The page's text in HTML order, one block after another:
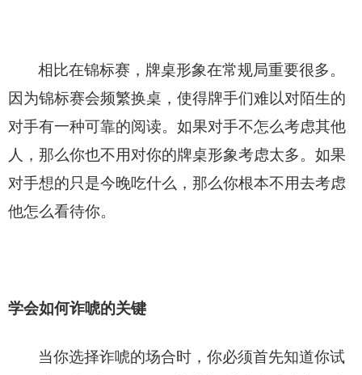
相比在锦标赛，牌桌形象在常规局重要很多。
因为锦标赛会频繁换桌，使得牌手们难以对陌生的
对手有一种可靠的阅读。如果对手不怎么考虑其他
人，那么你也不用对你的牌桌形象考虑太多。如果
对手想的只是今晚吃什么，那么你根本不用去考虑
他怎么看待你。
学会如何诈唬的关键
当你选择诈唬的场合时，你必须首先知道你试